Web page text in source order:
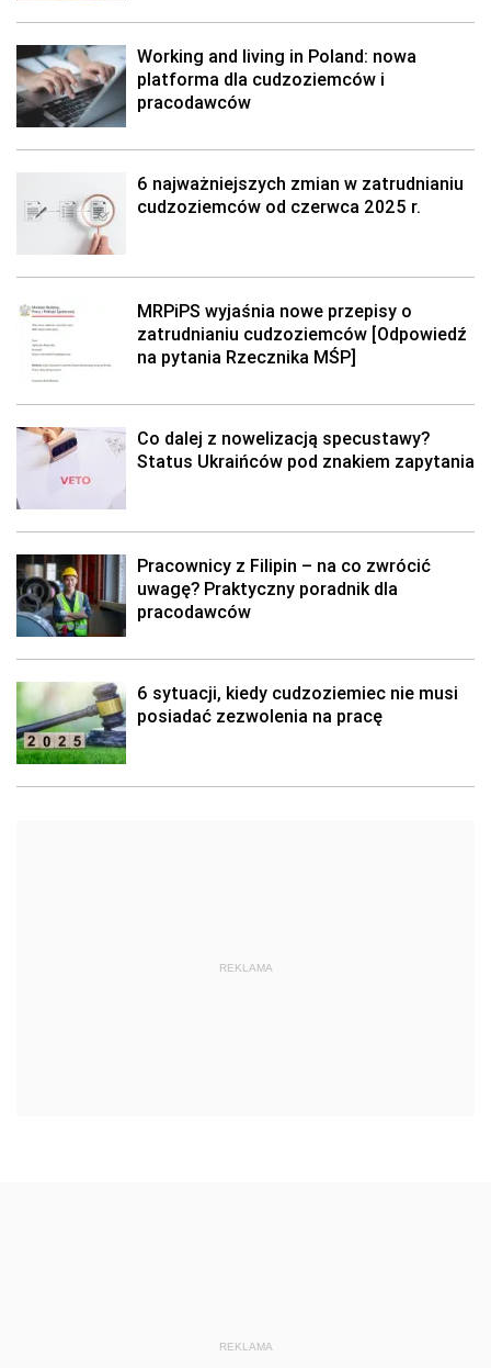
Working and living in Poland: nowa
platforma dla cudzoziemców i
pracodawców
6 najważniejszych zmian w zatrudnianiu
cudzoziemców od czerwca 2025 r.
MRPiPS wyjaśnia nowe przepisy o
zatrudnianiu cudzoziemców [Odpowiedź
na pytania Rzecznika MŚP]
Co dalej z nowelizacją specustawy?
Status Ukraińców pod znakiem zapytania
Pracownicy z Filipin – na co zwrócić
uwagę? Praktyczny poradnik dla
pracodawców
6 sytuacji, kiedy cudzoziemiec nie musi
posiadać zezwolenia na pracę
REKLAMA
REKLAMA